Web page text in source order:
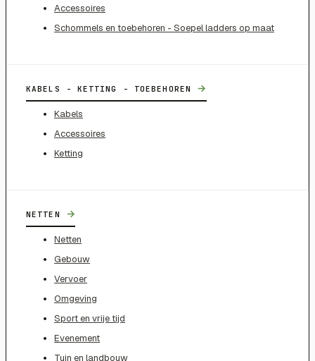
Accessoires
Schommels en toebehoren - Soepel ladders op maat
KABELS - KETTING - TOEBEHOREN →
Kabels
Accessoires
Ketting
NETTEN →
Netten
Gebouw
Vervoer
Omgeving
Sport en vrije tijd
Evenement
Tuin en landbouw